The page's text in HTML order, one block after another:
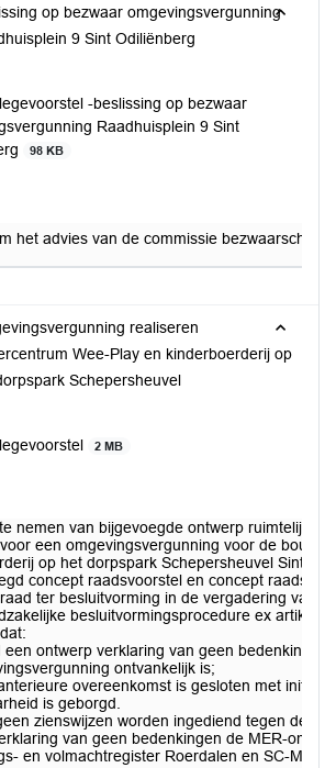
op bezwaar omgevingsvergunning
9 Sint Odiliënberg
-beslissing op bezwaar
Raadhuisplein 9 Sint
98 KB
het advies van de commissie
realiseren
Wee-Play en kinderboerderij op
Schepersheuvel
2 MB
nemen van bijgevoegde ontwerp ruimtelijke
een omgevingsvergunning voor de bouw
op het dorpspark Schepersheuvel Sint
concept raadsvoorstel en concept
ter besluitvorming in de vergadering van 3
besluitvormingsprocedure ex artikel
een ontwerp verklaring van geen
ontvankelijk is;
overeenkomst is gesloten met
is geborgd.
zienswijzen worden ingediend tegen de
van geen bedenkingen de MER-
en volmachtregister Roerdalen en SC-MER